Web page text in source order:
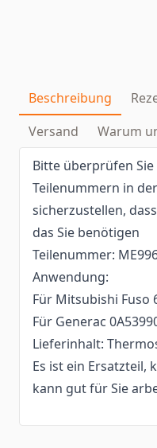
Beschreibung
Versand
Warum
Bitte überprüfen
Teilenummern in
sicherzustellen,
das Sie benötigen
Teilenummer:
Anwendung:
Für Mitsubishi Fuso
Für Generac
Lieferinhalt:
Es ist ein Ersatzteil,
kann gut für Sie